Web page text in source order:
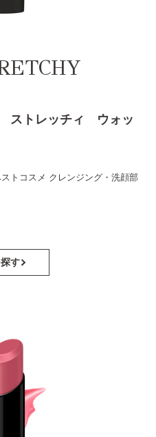
ストレッチィ ウォッ
トコスメ クレンジング・洗顔部
す